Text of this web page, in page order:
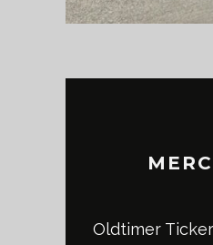
Oldtimer Ticker